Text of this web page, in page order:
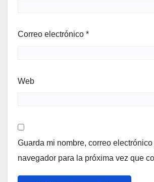
Correo electrónico *
Web
Guarda mi nombre, correo
navegador para la próxima vez que